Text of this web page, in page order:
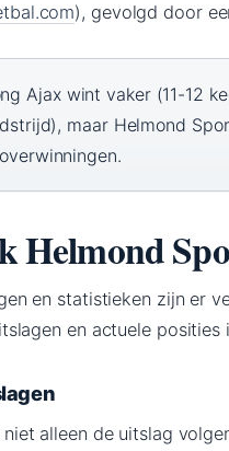
), gevolgd door
Ajax wint vaker (11-12
maar Helmond
Helmond
en statistieken zijn er
en actuele posities
alleen de uitslag